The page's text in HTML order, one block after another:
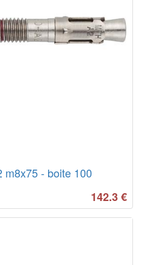
m8x75 - boite 100
142.3€